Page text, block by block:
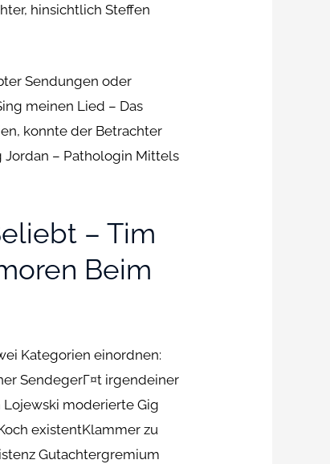
hinsichtlich Steffen
Sendungen oder
meinen Lied – Das
konnte der Betrachter
Jordan – Pathologin Mittels
– Tim
Beim
Kategorien einordnen:
SendegerГ¤t irgendeiner
Lojewski moderierte Gig
existentKlammer zu
Gutachtergremium